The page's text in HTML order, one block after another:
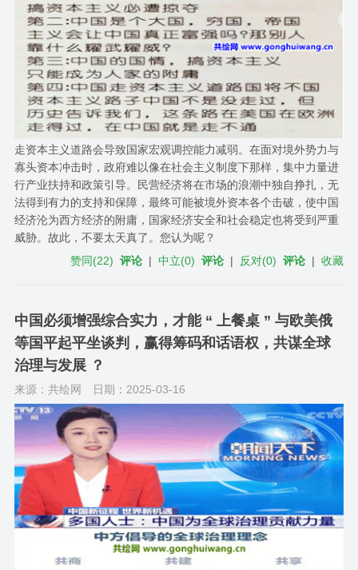
走资本主义道路会导致国家宏观调控能力减弱。在面对境外势力与
寡头资本冲击时，政府难以像在社会主义制度下那样，集中力量进
行产业扶持和政策引导。民营经济将在市场的浪潮中独自挣扎，无
法得到有力的支持和保障，最终可能被境外资本各个击破，使中国
经济沦为西方经济的附庸，国家经济安全和社会稳定也将受到严重
威胁。故此，不要太天真了。您认为呢？
赞同(22) 评论 |中立(0) 评论 | 反对(0) 评论 |收藏
中国必须增强综合实力，才能 “ 上餐桌 ” 与欧美俄
等国平起平坐谈判，赢得筹码和话语权，共谋全球
治理与发展 ？
来源：共绘网 日期：2025-03-16